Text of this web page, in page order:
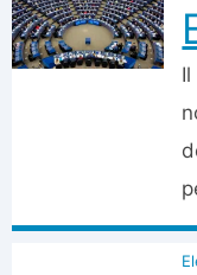
Il